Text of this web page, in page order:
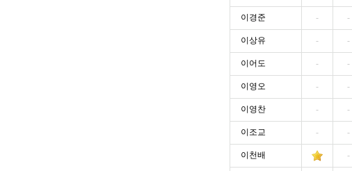
이경준 - -
이상유 - -
이어도 - -
이영오 - -
이영찬 - -
이조교 - -
이천배 -